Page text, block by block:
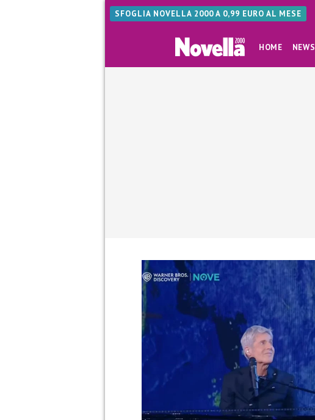
SFOGLIA NOVELLA 2000 A 0,99 EURO AL MESE
HOME NEWS